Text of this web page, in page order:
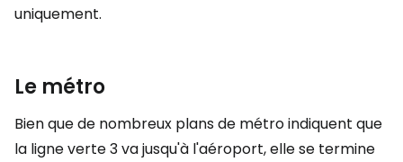
uniquement.
Le métro
Bien que de nombreux plans de métro indiquent que
la ligne verte 3 va jusqu'à l'aéroport, elle se termine